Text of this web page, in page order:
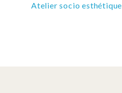
Atelier socio esthétique